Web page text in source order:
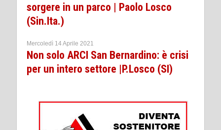
sorgere in un parco | Paolo Losco
(Sin.Ita.)
Mercoledì 14 Aprile 2021
Non solo ARCI San Bernardino: è crisi
per un intero settore |P.Losco (SI)